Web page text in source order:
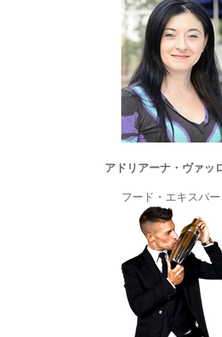
アドリアーナ・ヴァッ
フード・エキスパー